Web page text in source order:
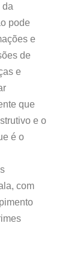
da
pode
e
de
e
que
e o
é o
com